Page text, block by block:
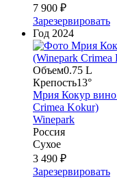
7 900 ₽
Зарезервировать
Год 2024
Объем0.75 L
Крепость13°
Мрия Кокур вино
Crimea Kokur)
Winepark
Россия
Сухое
3 490 ₽
Зарезервировать